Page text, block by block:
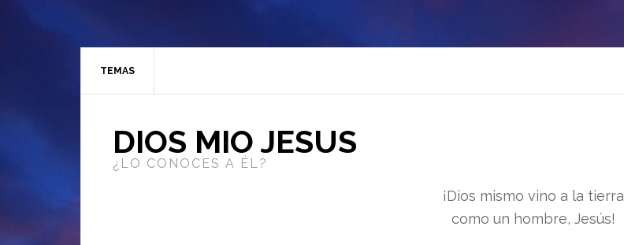
TEMAS
DIOS MIO JESUS
¿LO CONOCES A ÉL?
¡Dios mismo vino a la tierra
como un hombre, Jesús!